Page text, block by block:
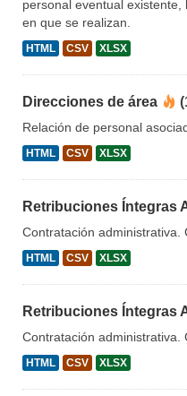
personal eventual
en que se realizan.
HTML CSV XLSX
Direcciones de área
Relación de personal
HTML CSV XLSX
Retribuciones Íntegras
Contratación administrativa.
HTML CSV XLSX
Retribuciones Íntegras
Contratación administrativa.
HTML CSV XLSX